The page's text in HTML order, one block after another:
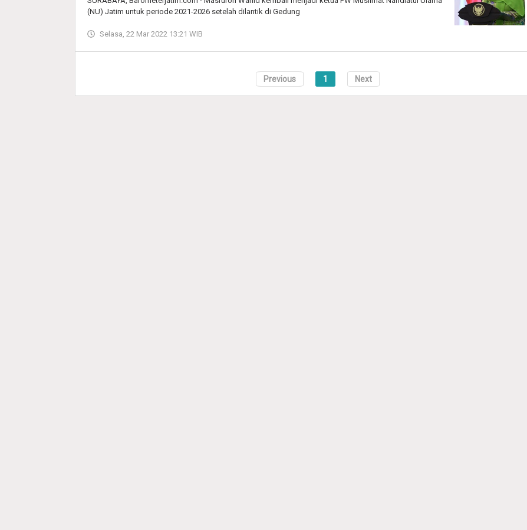
(NU) Jatim untuk periode 2021-2026 setelah dilantik di Gedung
Selasa, 22 Mar 2022 13:21 WIB
Previous 1 Next